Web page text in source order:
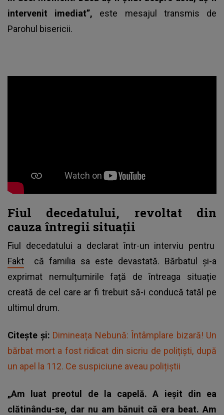
intervenit imediat”, este mesajul transmis de
Parohul bisericii.
Fiul decedatului, revoltat din
cauza întregii situații
Fiul decedatului a declarat într-un interviu pentru
Fakt că familia sa este devastată. Bărbatul și-a
exprimat nemulțumirile față de întreaga situație
creată de cel care ar fi trebuit să-i conducă tatăl pe
ultimul drum.
Citește și: Dimineața Nebună: Întâmplare bizară! Un
bărbat mort a fost ridicat din sicriu de polițiști, după
un apel la 112. Ce suspiciune aveau polițiștii
„Am luat preotul de la capelă. A ieșit din ea
clătinându-se, dar nu am bănuit că era beat. Am